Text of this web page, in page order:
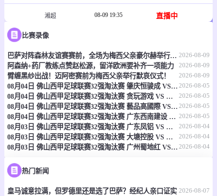
湘超 08-09 19:35 直播中
永州队
情报
中超 08-09 20:00 直播中
山东泰山 0 - 0 天津津门虎
情报
芬甲 08-09 20:00 直播中
克鲁比04
情报
比赛录像
巴萨对阵森林友谊赛赛前，全场为梅西父亲豪尔赫举行默哀仪式！ 2026-08-09
阿森纳+药厂教练点赞赵松源，留洋欧洲要补齐一项能力 2026-08-09
臂缠黑纱出战！迈阿密赛前为梅西父亲举行默哀仪式！ 2026-08-09
08月04日 佛山西甲足球联赛32强淘汰赛 肇庆恒骏成 VS 三七互娱 全场录像 2026-08-05
08月04日 佛山西甲足球联赛32强淘汰赛 贪玩游戏 VS 美的薪火 全场录像 2026-08-05
08月04日 佛山西甲足球联赛32强淘汰赛 藝品高國際 VS 湛江狂狼·粵辉能源 全场录像 2026-08-05
08月04日 佛山西甲足球联赛32强淘汰赛 广东西南建设 VS 香港圣徒 全场录像 2026-08-05
08月03日 佛山西甲足球联赛32强淘汰赛 广东凤铝 VS 湛江八部科技 全场录像 2026-08-04
08月03日 佛山西甲足球联赛32强淘汰赛 大塘控股 VS 茂名市点都得 全场录像 2026-08-04
08月03日 佛山西甲足球联赛32强淘汰赛 广州蜀地红 VS 广州戴拿模 全场录像 2026-08-04
热门新闻
皇马诚意拉满，但罗德里还是选了巴萨？经纪人亲口证实 2026-08-07